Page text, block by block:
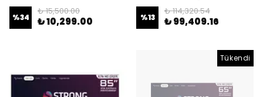
%34
₺ 15,500.00
₺ 10,299.00 %13
₺ 114,320.54
₺ 99,409.16
Tükendi